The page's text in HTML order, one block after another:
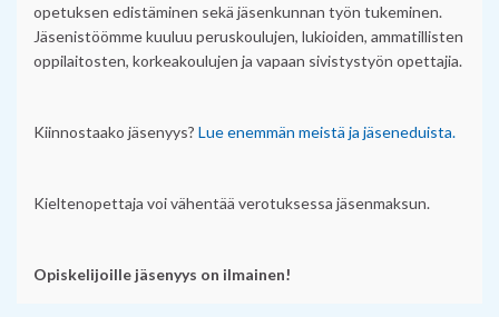
opetuksen edistäminen sekä jäsenkunnan työn tukeminen.
Jäsenistöömme kuuluu peruskoulujen, lukioiden, ammatillisten
oppilaitosten, korkeakoulujen ja vapaan sivistystyön opettajia.
Kiinnostaako jäsenyys? Lue enemmän meistä ja jäseneduista.
Kieltenopettaja voi vähentää verotuksessa jäsenmaksun.
Opiskelijoille jäsenyys on ilmainen!